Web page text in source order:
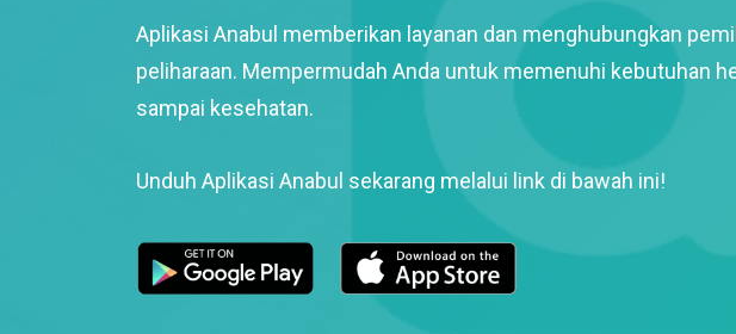
Aplikasi Anabul memberikan layanan dan menghubungkan
peliharaan. Mempermudah Anda untuk memenuhi kebutuhan
sampai kesehatan.
Unduh Aplikasi Anabul sekarang melalui link di bawah ini!